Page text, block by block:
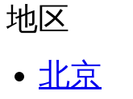
地区
北京